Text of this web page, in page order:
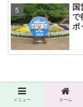
国
で
ポ
メニュー ホーム